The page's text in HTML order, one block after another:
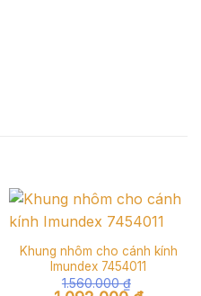
Khung nhôm cho cánh kính
Imundex 7454011
1.560.000₫